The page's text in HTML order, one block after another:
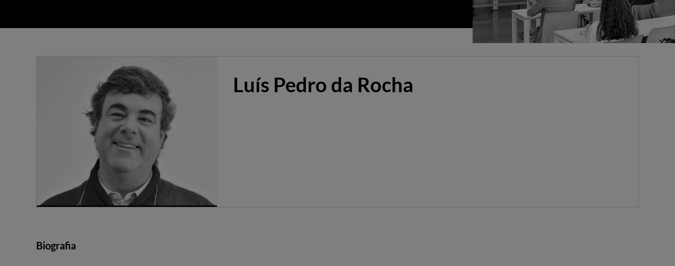
Luís Pedro da Rocha
Biografia